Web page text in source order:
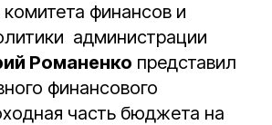
финансов и
администрации
Романенко представил
финансового
часть бюджета на